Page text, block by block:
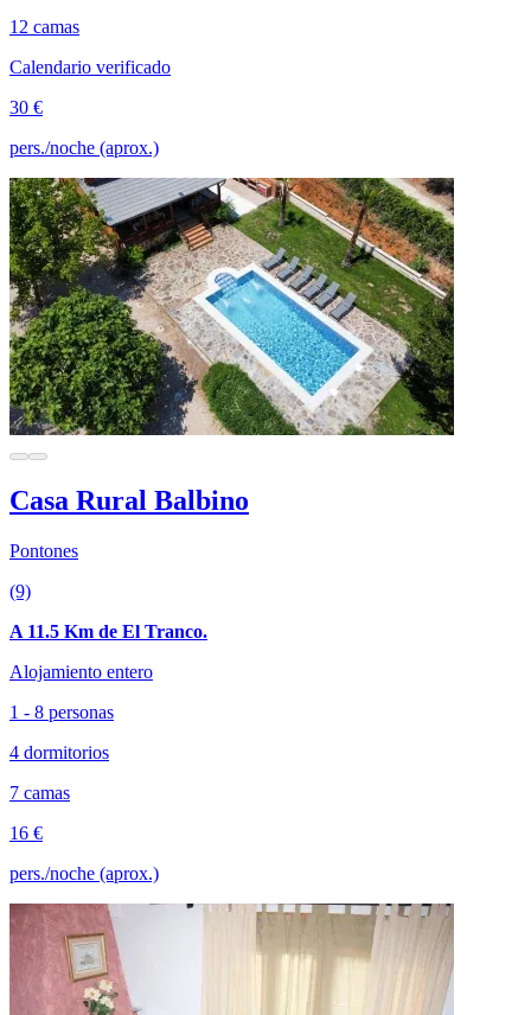
12 camas
Calendario verificado
30 €
pers./noche (aprox.)
Casa Rural Balbino
Pontones
(9)
A 11.5 Km de El Tranco.
Alojamiento entero
1 - 8 personas
4 dormitorios
7 camas
16 €
pers./noche (aprox.)